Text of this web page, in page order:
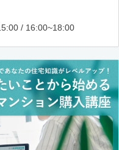
/ 16:00~18:00